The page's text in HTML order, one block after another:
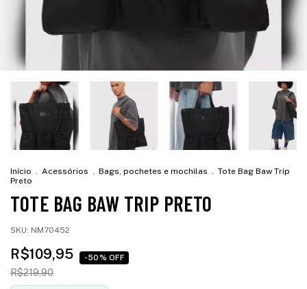
Início . Acessórios . Bags, pochetes e mochilas . Tote Bag Baw Trip
Preto
TOTE BAG BAW TRIP PRETO
SKU: NM70452
R$109,95 -50% OFF
R$219,90